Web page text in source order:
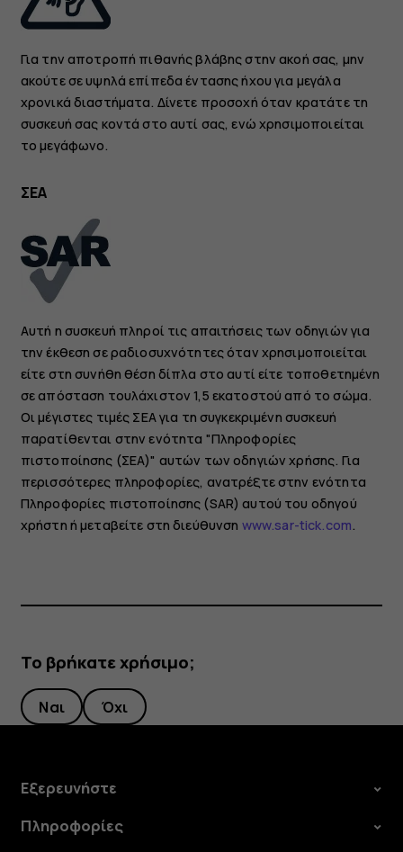
Για την αποτροπή πιθανής βλάβης στην ακοή σας, μην
ακούτε σε υψηλά επίπεδα έντασης ήχου για μεγάλα
χρονικά διαστήματα. Δίνετε προσοχή όταν κρατάτε τη
συσκευή σας κοντά στο αυτί σας, ενώ χρησιμοποιείται
το μεγάφωνο.
ΣΕΑ
Αυτή η συσκευή πληροί τις απαιτήσεις των οδηγιών για
την έκθεση σε ραδιοσυχνότητες όταν χρησιμοποιείται
είτε στη συνήθη θέση δίπλα στο αυτί είτε τοποθετημένη
σε απόσταση τουλάχιστον 1,5 εκατοστού από το σώμα.
Οι μέγιστες τιμές ΣΕΑ για τη συγκεκριμένη συσκευή
παρατίθενται στην ενότητα "Πληροφορίες
πιστοποίησης (ΣΕΑ)" αυτών των οδηγιών χρήσης. Για
περισσότερες πληροφορίες, ανατρέξτε στην ενότητα
Πληροφορίες πιστοποίησης (SAR) αυτού του οδηγού
χρήστη ή μεταβείτε στη διεύθυνση www.sar-tick.com.
Το βρήκατε χρήσιμο;
Ναι Όχι
Εξερευνήστε
Πληροφορίες